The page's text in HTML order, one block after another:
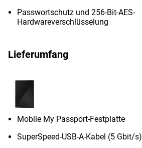
Passwortschutz und 256-Bit-AES-
Hardwareverschlüsselung
Lieferumfang
Mobile My Passport-Festplatte
SuperSpeed-USB-A-Kabel (5 Gbit/s)